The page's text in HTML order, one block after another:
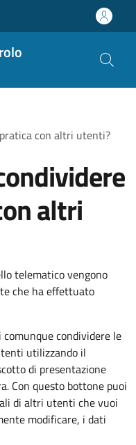
con altri utenti?
altri
telematico vengono
che ha effettuato
condividere le
utilizzando il
di presentazione
. Con questo bottone puoi
di altri utenti che vuoi
modificare, i dati